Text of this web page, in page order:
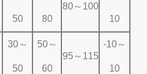
50 80
80～100
10
30～
50
50～
60
95～115
-10～
10